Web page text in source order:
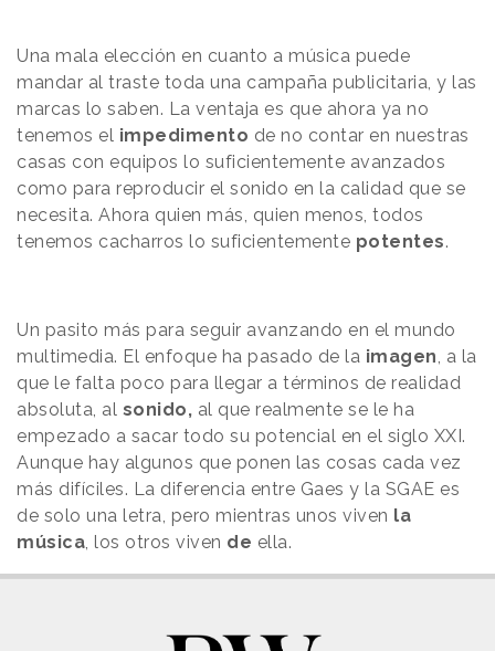
Una mala elección en cuanto a música puede
mandar al traste toda una campaña publicitaria, y las
marcas lo saben. La ventaja es que ahora ya no
tenemos el impedimento de no contar en nuestras
casas con equipos lo suficientemente avanzados
como para reproducir el sonido en la calidad que se
necesita. Ahora quien más, quien menos, todos
tenemos cacharros lo suficientemente potentes.
Un pasito más para seguir avanzando en el mundo
multimedia. El enfoque ha pasado de la imagen , a la
que le falta poco para llegar a términos de realidad
absoluta, al sonido, al que realmente se le ha
empezado a sacar todo su potencial en el siglo XXI.
Aunque hay algunos que ponen las cosas cada vez
más difíciles. La diferencia entre Gaes y la SGAE es
de solo una letra, pero mientras unos viven la
música , los otros viven de ella.